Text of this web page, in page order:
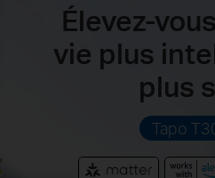
Élevez-
vie plus
plus
Tapo